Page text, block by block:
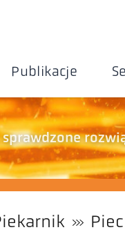
Publikacje